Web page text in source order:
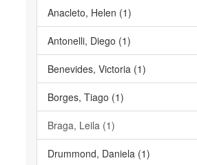
Anacleto, Helen (1)
Antonelli, Diego (1)
Benevides, Victoria (1)
Borges, Tiago (1)
Braga, Leila (1)
Drummond, Daniela (1)